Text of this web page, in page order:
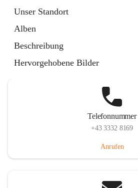
Unser Standort
Alben
Beschreibung
Hervorgehobene Bilder
Telefonnummer
+43 3332 8169
Anrufen